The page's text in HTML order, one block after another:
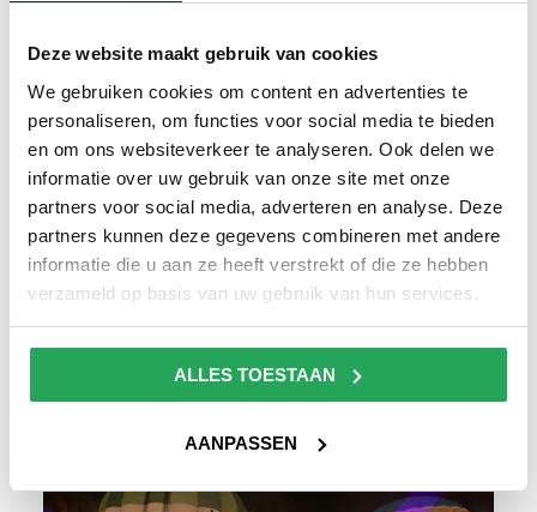
Deze website maakt gebruik van cookies
We gebruiken cookies om content en advertenties te
personaliseren, om functies voor social media te bieden
en om ons websiteverkeer te analyseren. Ook delen we
informatie over uw gebruik van onze site met onze
partners voor social media, adverteren en analyse. Deze
partners kunnen deze gegevens combineren met andere
informatie die u aan ze heeft verstrekt of die ze hebben
verzameld op basis van uw gebruik van hun services.
ALLES TOESTAAN
AANPASSEN
Lees artikel
Investeren in energie-opslag? Nu is
het moment
30 oktober 2024